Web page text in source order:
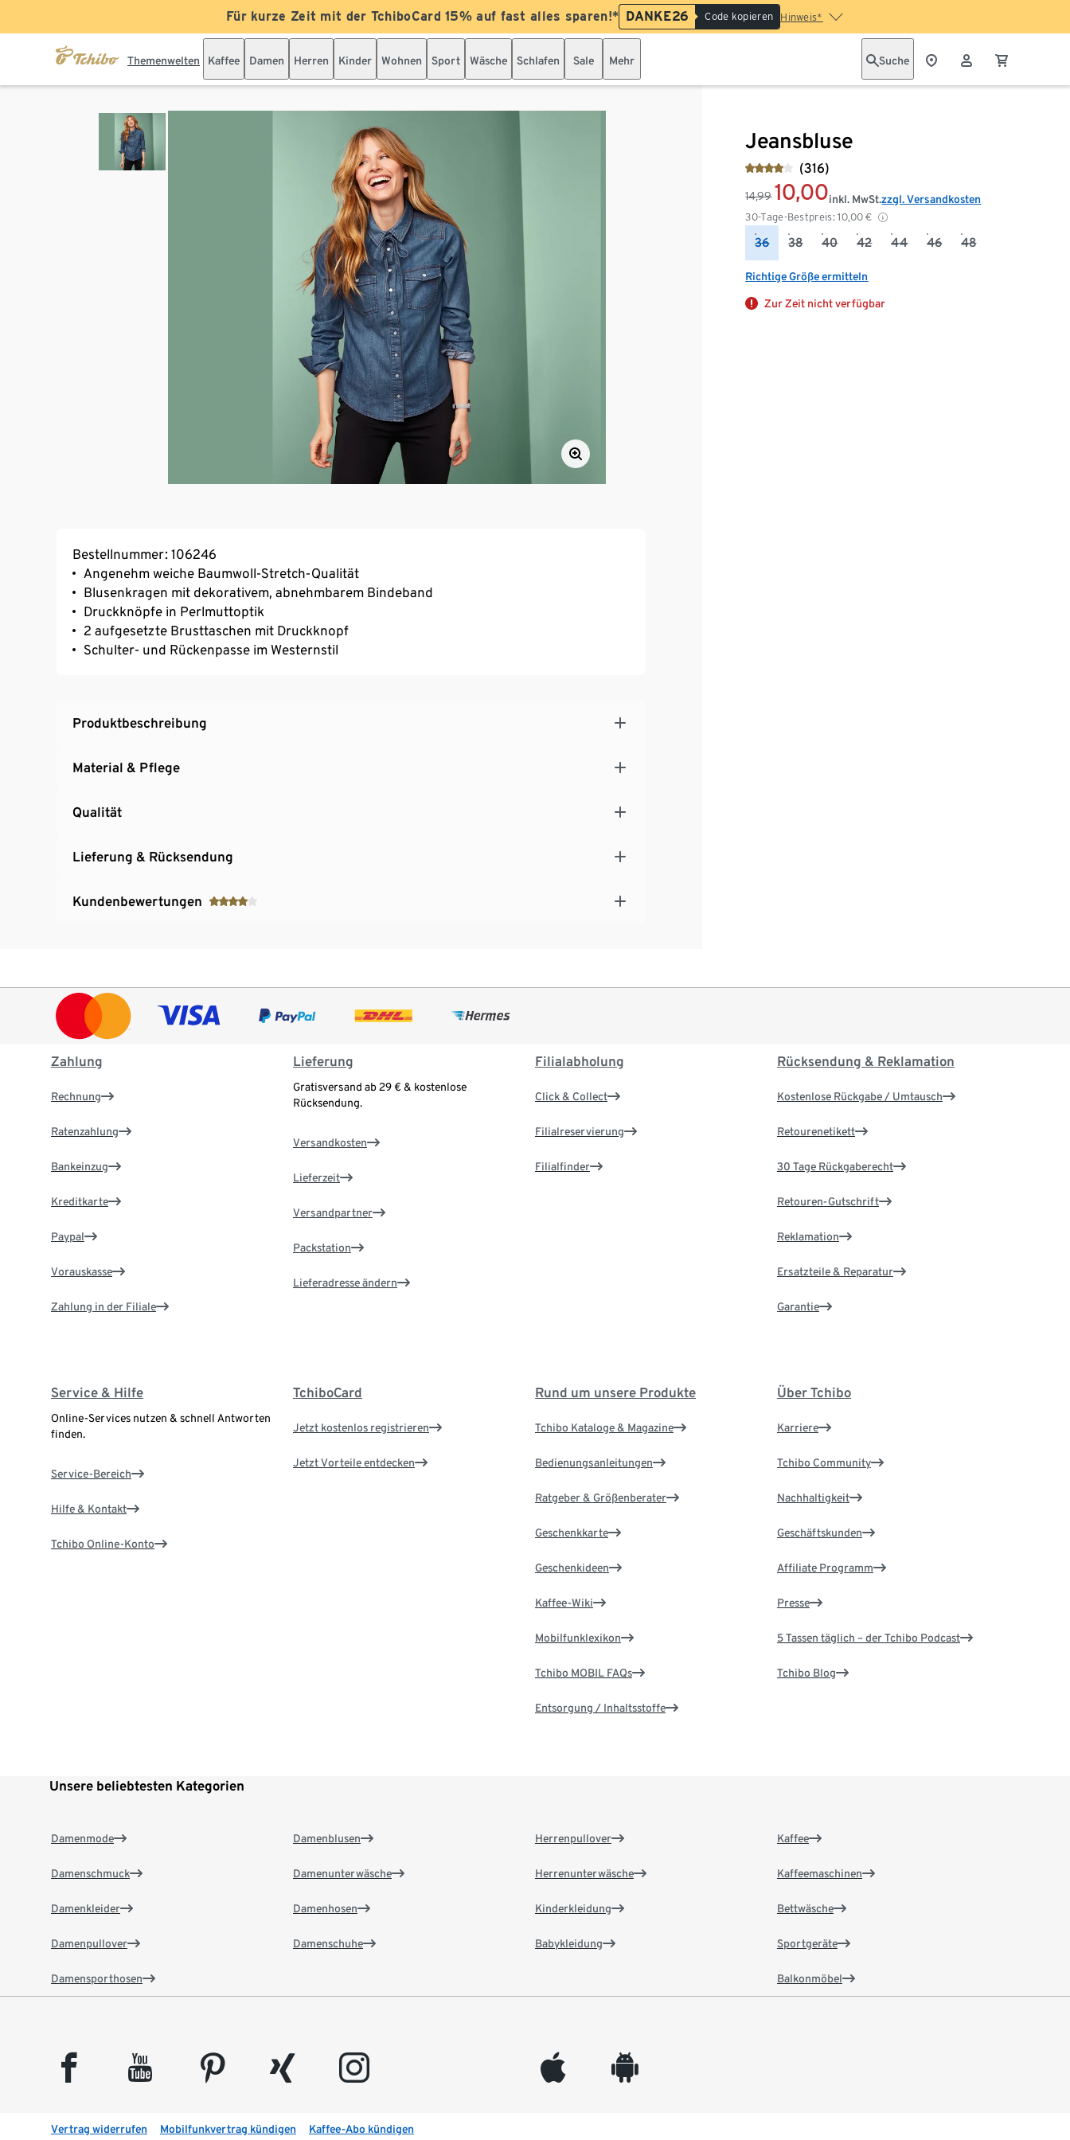
Für kurze Zeit mit der TchiboCard 15% auf fast alles sparen!* DANKE26 Code kopieren Hinweis*
Themenwelten Kaffee Damen Herren Kinder Wohnen Sport Wäsche Schlafen Sale Mehr Suche
Jeansbluse
(316)
14,99 10,00
30-Tage-Bestpreis: 10,00 €
inkl. MwSt.zzgl. Versandkosten
36 38 40 42 44 46 48
Richtige Größe ermitteln
Zur Zeit nicht verfügbar
Bestellnummer: 106246
Angenehm weiche Baumwoll-Stretch-Qualität
Blusenkragen mit dekorativem, abnehmbarem Bindeband
Druckknöpfe in Perlmuttoptik
2 aufgesetzte Brusttaschen mit Druckknopf
Schulter- und Rückenpasse im Westernstil
Produktbeschreibung
Material & Pflege
Qualität
Lieferung & Rücksendung
Kundenbewertungen
Zahlung
Rechnung
Ratenzahlung
Bankeinzug
Kreditkarte
Paypal
Vorauskasse
Zahlung in der Filiale
Lieferung
Gratisversand ab 29 € & kostenlose
Rücksendung.
Versandkosten
Lieferzeit
Versandpartner
Packstation
Lieferadresse ändern
Filialabholung
Click & Collect
Filialreservierung
Filialfinder
Rücksendung & Reklamation
Kostenlose Rückgabe / Umtausch
Retourenetikett
30 Tage Rückgaberecht
Retouren-Gutschrift
Reklamation
Ersatzteile & Reparatur
Garantie
Service & Hilfe
Online-Services nutzen & schnell Antworten
finden.
Service-Bereich
Hilfe & Kontakt
Tchibo Online-Konto
TchiboCard
Jetzt kostenlos registrieren
Jetzt Vorteile entdecken
Rund um unsere Produkte
Tchibo Kataloge & Magazine
Bedienungsanleitungen
Ratgeber & Größenberater
Geschenkkarte
Geschenkideen
Kaffee-Wiki
Mobilfunklexikon
Tchibo MOBIL FAQs
Entsorgung / Inhaltsstoffe
Über Tchibo
Karriere
Tchibo Community
Nachhaltigkeit
Geschäftskunden
Affiliate Programm
Presse
5 Tassen täglich – der Tchibo Podcast
Tchibo Blog
Unsere beliebtesten Kategorien
Damenmode
Damenschmuck
Damenkleider
Damenpullover
Damensporthosen
Damenblusen
Damenunterwäsche
Damenhosen
Damenschuhe
Herrenpullover
Herrenunterwäsche
Kinderkleidung
Babykleidung
Kaffee
Kaffeemaschinen
Bettwäsche
Sportgeräte
Balkonmöbel
facebook youtube pinterest xing instagram appleinc android
Vertrag widerrufen Mobilfunkvertrag kündigen Kaffee-Abo kündigen